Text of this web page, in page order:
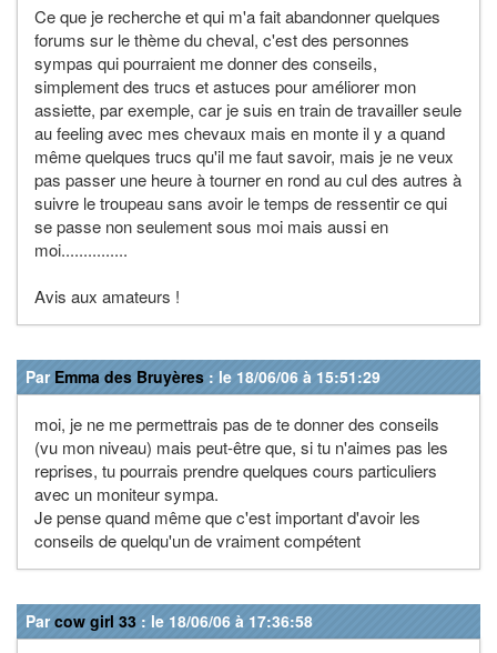
Ce que je recherche et qui m'a fait abandonner quelques
forums sur le thème du cheval, c'est des personnes
sympas qui pourraient me donner des conseils,
simplement des trucs et astuces pour améliorer mon
assiette, par exemple, car je suis en train de travailler seule
au feeling avec mes chevaux mais en monte il y a quand
même quelques trucs qu'il me faut savoir, mais je ne veux
pas passer une heure à tourner en rond au cul des autres à
suivre le troupeau sans avoir le temps de ressentir ce qui
se passe non seulement sous moi mais aussi en
moi...............
Avis aux amateurs !
Par Emma des Bruyères : le 18/06/06 à 15:51:29
moi, je ne me permettrais pas de te donner des conseils
(vu mon niveau) mais peut-être que, si tu n'aimes pas les
reprises, tu pourrais prendre quelques cours particuliers
avec un moniteur sympa.
Je pense quand même que c'est important d'avoir les
conseils de quelqu'un de vraiment compétent
Parcow girl 33 : le 18/06/06 à 17:36:58